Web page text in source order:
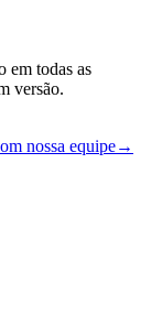
em todas as
versão.
nossa equipe→